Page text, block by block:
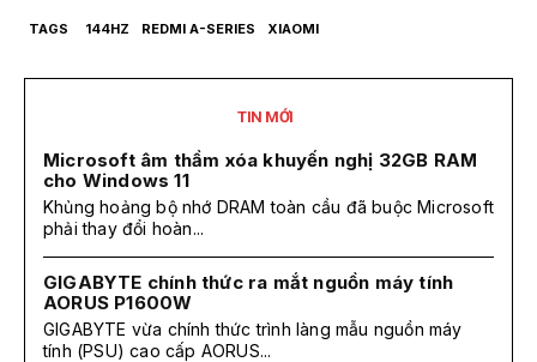
TAGS 144HZ REDMI A-SERIES XIAOMI
TIN MỚI
Microsoft âm thầm xóa khuyến nghị 32GB RAM
cho Windows 11
Khủng hoảng bộ nhớ DRAM toàn cầu đã buộc Microsoft
phải thay đổi hoàn...
GIGABYTE chính thức ra mắt nguồn máy tính
AORUS P1600W
GIGABYTE vừa chính thức trình làng mẫu nguồn máy
tính (PSU) cao cấp AORUS...